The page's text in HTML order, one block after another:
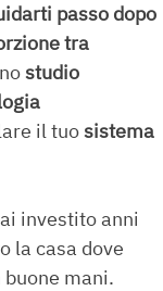
passo dopo
tra
studio
il tuosistema
investito anni
la casa dove
mani.